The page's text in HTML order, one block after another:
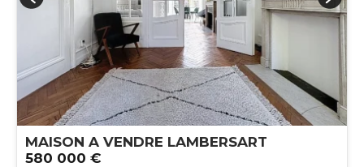
MAISON A VENDRE LAMBERSART
580 000 €